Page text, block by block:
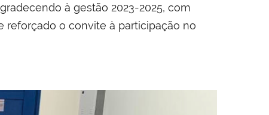
à gestão 2023-2025, com
reforçado o convite à participação no